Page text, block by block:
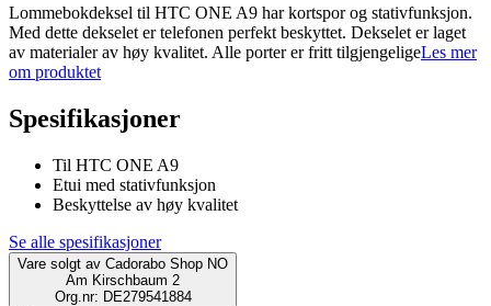
Lommebokdeksel til HTC ONE A9 har kortspor og stativfunksjon.
Med dette dekselet er telefonen perfekt beskyttet. Dekselet er laget
av materialer av høy kvalitet. Alle porter er fritt tilgjengeligeLes mer
om produktet
Spesifikasjoner
Til HTC ONE A9
Etui med stativfunksjon
Beskyttelse av høy kvalitet
Se alle spesifikasjoner
Vare solgt av Cadorabo Shop NO
Am Kirschbaum 2
Org.nr: DE279541884